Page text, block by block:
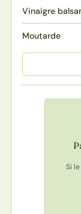
Vinaigre
Moutarde
Si